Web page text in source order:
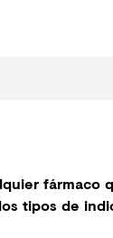
tipos de